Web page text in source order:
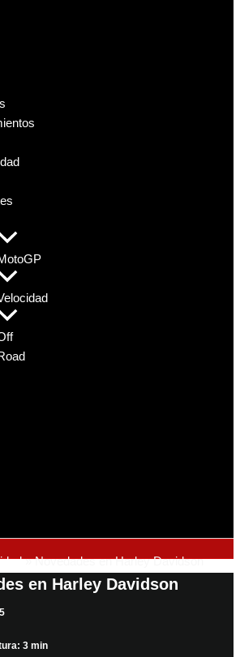
»Novedades en Harley Davidson
en Harley Davidson
3 min